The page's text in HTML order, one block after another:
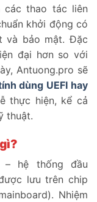
các thao tác liên
khởi động có
và bảo mật. Đặc
đại hơn so với
Antuong.pro sẽ
dùng UEFI hay
thực hiện, kể cả
thuật.
– hệ thống đầu
lưu trên chip
Nhiệm